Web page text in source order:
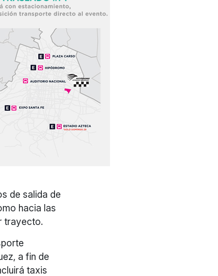
de salida de
hacia las
trayecto.
a fin de
taxis